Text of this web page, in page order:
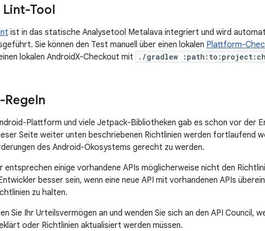
Lint-Tool
ist in das statische Analysetool Metalava integriert und wird
Sie können den Test manuell über einen lokalen Plattform-
lokalen AndroidX-Checkout mit
./gradlew
Regeln
Plattform und viele Jetpack-Bibliotheken gab es schon vor der
Seite weiter unten beschriebenen Richtlinien werden fortlaufend
des Android-Ökosystems gerecht zu werden.
entsprechen einige vorhandene APIs möglicherweise nicht den
besser sein, wenn eine neue API mit vorhandenen APIs
zu halten.
Sie Ihr Urteilsvermögen an und wenden Sie sich an den API Council,
oder Richtlinien aktualisiert werden müssen.